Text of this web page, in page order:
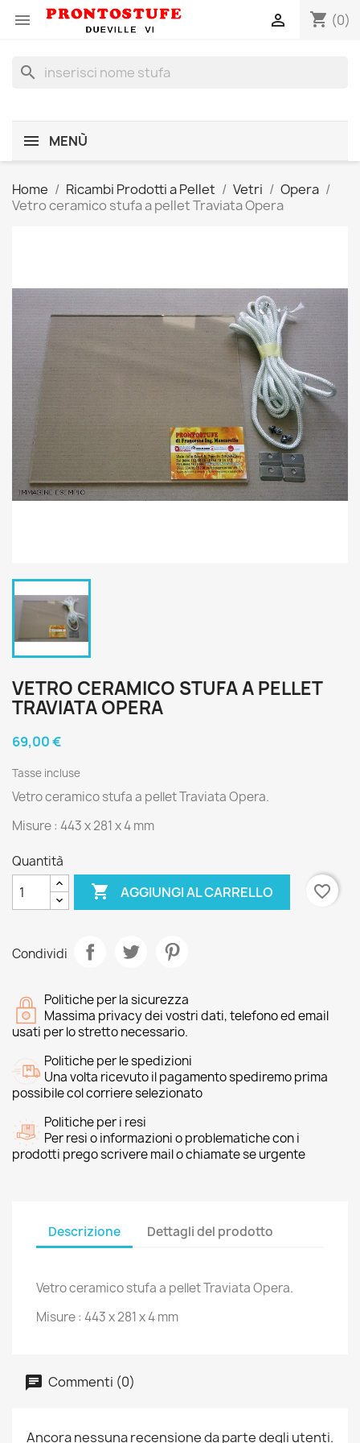
 shopping_cart (0)

search
MENÙ
Home Ricambi Prodotti a Pellet Vetri
Opera
Vetro ceramico stufa a pellet Traviata Opera
VETRO CERAMICO STUFA A PELLET
TRAVIATA OPERA
69,00 €
Tasse incluse
Vetro ceramico stufa a pellet Traviata Opera.
Misure : 443 x 281 x 4 mm
Quantità
 AGGIUNGI AL CARRELLO favorite_border
Condividi
Politiche per la sicurezza
Massima privacy dei vostri dati, telefono ed email
usati per lo stretto necessario.
Politiche per le spedizioni
Una volta ricevuto il pagamento spediremo prima
possibile col corriere selezionato
Politiche per i resi
Per resi o informazioni o problematiche con i
prodotti prego scrivere mail o chiamate se urgente
Descrizione Dettagli del prodotto
Vetro ceramico stufa a pellet Traviata Opera.
Misure : 443 x 281 x 4 mm
Commenti (0)
Ancora nessuna recensione da parte degli utenti.